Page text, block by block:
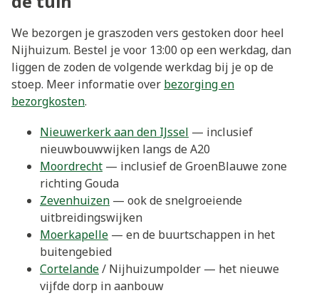
We bezorgen je graszoden vers gestoken door heel
Nijhuizum. Bestel je voor 13:00 op een werkdag, dan
liggen de zoden de volgende werkdag bij je op de
stoep. Meer informatie over bezorging en
bezorgkosten.
Nieuwerkerk aan den IJssel — inclusief
nieuwbouwwijken langs de A20
Moordrecht — inclusief de GroenBlauwe zone
richting Gouda
Zevenhuizen — ook de snelgroeiende
uitbreidingswijken
Moerkapelle — en de buurtschappen in het
buitengebied
Cortelande/ Nijhuizumpolder — het nieuwe
vijfde dorp in aanbouw